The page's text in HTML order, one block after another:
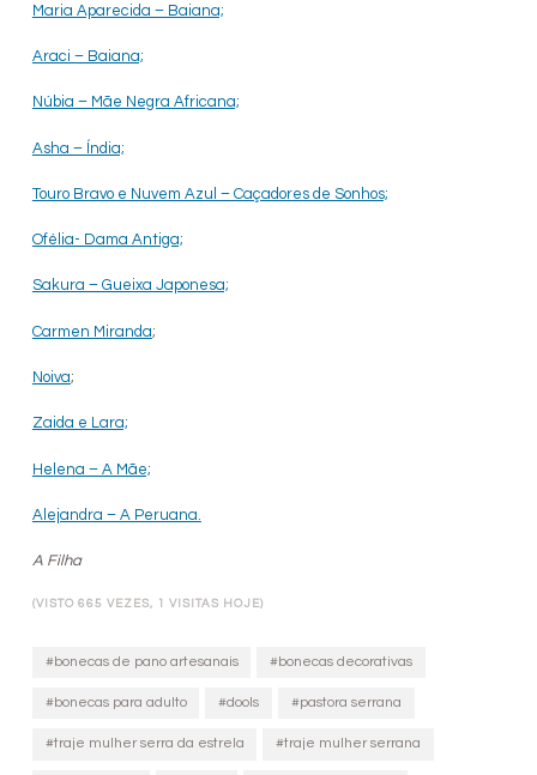
Maria Aparecida – Baiana;
Araci – Baiana;
Núbia – Mãe Negra Africana;
Asha – Índia;
Touro Bravo e Nuvem Azul – Caçadores de Sonhos;
Ofélia- Dama Antiga;
Sakura – Gueixa Japonesa;
Carmen Miranda;
Noiva;
Zaida e Lara;
Helena – A Mãe;
Alejandra – A Peruana.
A Filha
(VISTO 665 VEZES, 1 VISITAS HOJE)
#bonecas de pano artesanais #bonecas decorativas
#bonecas para adulto #dools #pastora serrana
#traje mulher serra da estrela #traje mulher serrana